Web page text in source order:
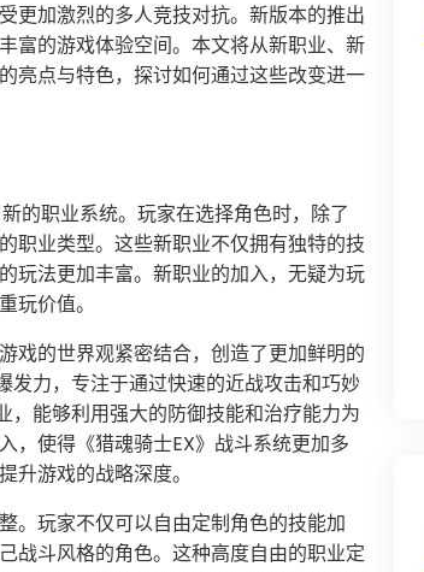
更加激烈的多人竞技对抗。新版本的推出
富的游戏体验空间。本文将从新职业、新
亮点与特色，探讨如何通过这些改变进一
的职业系统。玩家在选择角色时，除了
职业类型。这些新职业不仅拥有独特的技
玩法更加丰富。新职业的加入，无疑为玩
玩价值。
戏的世界观紧密结合，创造了更加鲜明的
发力，专注于通过快速的近战攻击和巧妙
，能够利用强大的防御技能和治疗能力为
，使得《猎魂骑士EX》战斗系统更加多
升游戏的战略深度。
。玩家不仅可以自由定制角色的技能加
战斗风格的角色。这种高度自由的职业定